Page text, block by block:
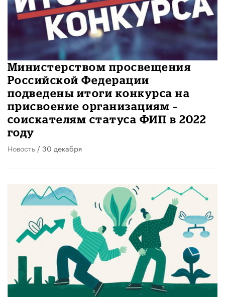
Министерством просвещения
Российской Федерации
подведены итоги конкурса на
присвоение организациям –
соискателям статуса ФИП в 2022
году
Новость / 30 декабря